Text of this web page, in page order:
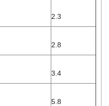
2.3
2.8
3.4
5.8